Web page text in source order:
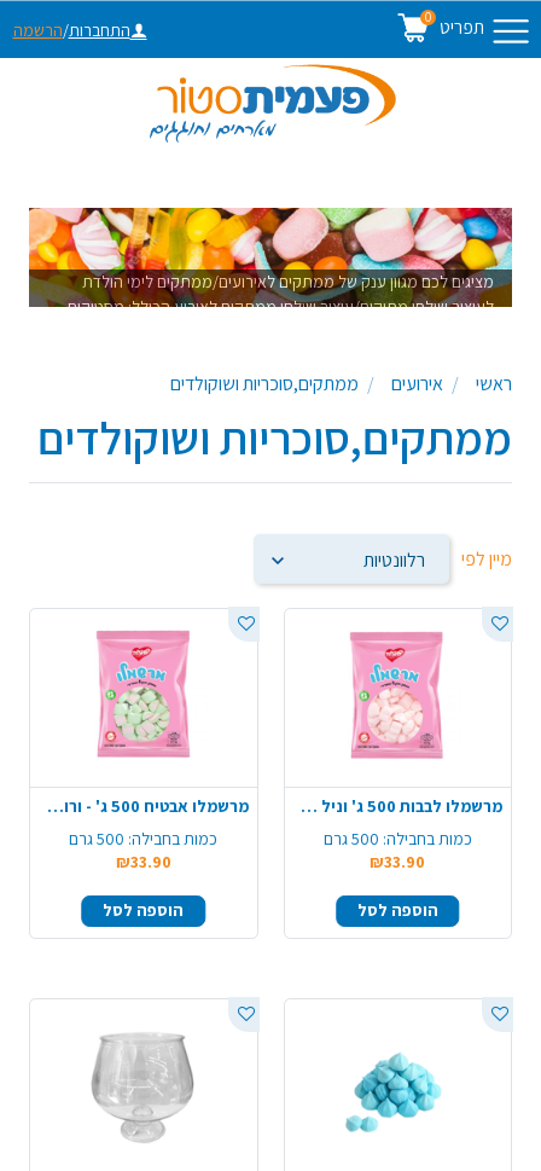
תפריט 0
התחברות/הרשמה
מציגים לכם מגוון ענק של ממתקים לאירועים/ממתקים לימי הולדת
לעיצוב שולחן מתוקים/עיצוב שולחן ממתקים לאירוע הכולל: מסטיקים
ממתקים ועוד עשרות פריטים לעיצוב שולחן מתוקים שיגרוף מחמאותראשי אירועים ממתקים,סוכריות ושוקולדים
ממתקים,סוכריות ושוקולדים
מיין לפי
מרשמלו לבבות 500 ג' וניל תות- ורוד לבן
כמות בחבילה: 500 גרם
₪33.90
הוספה לסל
מרשמלו אבטיח 500 ג' - ורוד ירוק
כמות בחבילה: 500 גרם
₪33.90
הוספה לסל